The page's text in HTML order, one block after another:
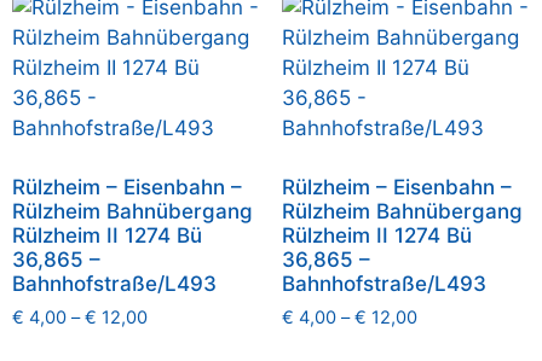
Rülzheim – Eisenbahn –
Rülzheim Bahnübergang
Rülzheim II 1274 Bü
36,865 –
Bahnhofstraße/L493
€ 4,00 –€ 12,00
Rülzheim – Eisenbahn –
Rülzheim Bahnübergang
Rülzheim II 1274 Bü
36,865 –
Bahnhofstraße/L493
€ 4,00–€ 12,00